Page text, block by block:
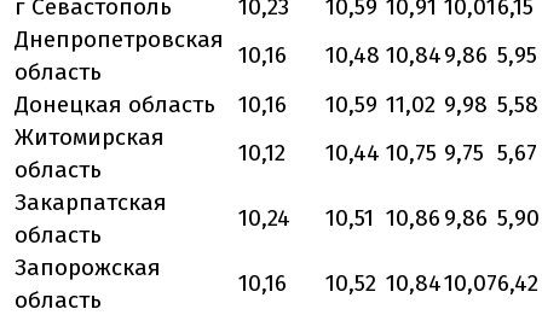
г Севастополь
10,23 10,59 10,91 10,016,15
Днепропетровская
область
10,16 10,48 10,849,86 5,95
Донецкая область
10,16 10,59 11,02 9,98 5,58
Житомирская
область
10,12 10,44 10,75 9,75 5,67
Закарпатская
область
10,24 10,51 10,86 9,86 5,90
Запорожская
область
10,16 10,52 10,8410,076,42